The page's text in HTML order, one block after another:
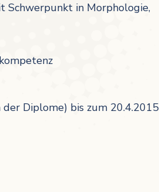
Schwerpunkt in Morphologie,
Diplome) bis zum 20.4.2015